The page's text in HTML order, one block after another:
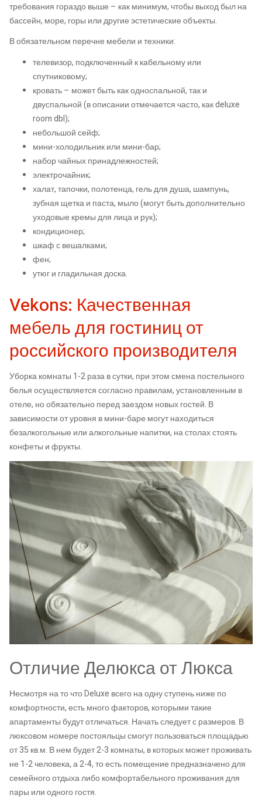
требования гораздо выше – как минимум, чтобы выход был на
бассейн, море, горы или другие эстетические объекты.
В обязательном перечне мебели и техники:
телевизор, подключенный к кабельному или
спутниковому;
кровать – может быть как односпальной, так и
двуспальной (в описании отмечается часто, как deluxe
room dbl);
небольшой сейф;
мини-холодильник или мини-бар;
набор чайных принадлежностей;
электрочайник;
халат, тапочки, полотенца, гель для душа, шампунь,
зубная щетка и паста, мыло (могут быть дополнительно
уходовые кремы для лица и рук);
кондиционер;
шкаф с вешалками;
фен;
утюг и гладильная доска.
Vekons: Качественная
мебель для гостиниц от
российского производителя
Уборка комнаты 1-2 раза в сутки, при этом смена постельного
белья осуществляется согласно правилам, установленным в
отеле, но обязательно перед заездом новых гостей. В
зависимости от уровня в мини-баре могут находиться
безалкогольные или алкогольные напитки, на столах стоять
конфеты и фрукты.
Отличие Делюкса от Люкса
Несмотря на то что Deluxe всего на одну ступень ниже по
комфортности, есть много факторов, которыми такие
апартаменты будут отличаться. Начать следует с размеров. В
люксовом номере постояльцы смогут пользоваться площадью
от 35 кв.м. В нем будет 2-3 комнаты, в которых может проживать
не 1-2 человека, а 2-4, то есть помещение предназначено для
семейного отдыха либо комфортабельного проживания для
пары или одного гостя.